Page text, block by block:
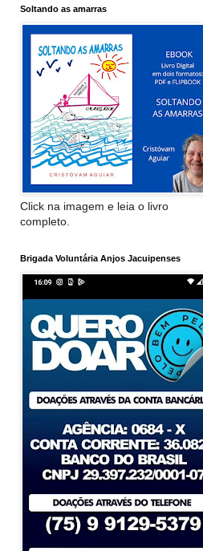
Soltando as amarras
Click na imagem e leia o livro
completo.
Brigada Voluntária Anjos Jacuipenses